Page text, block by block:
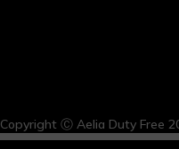
Copyright Ⓒ Aelia Duty Free